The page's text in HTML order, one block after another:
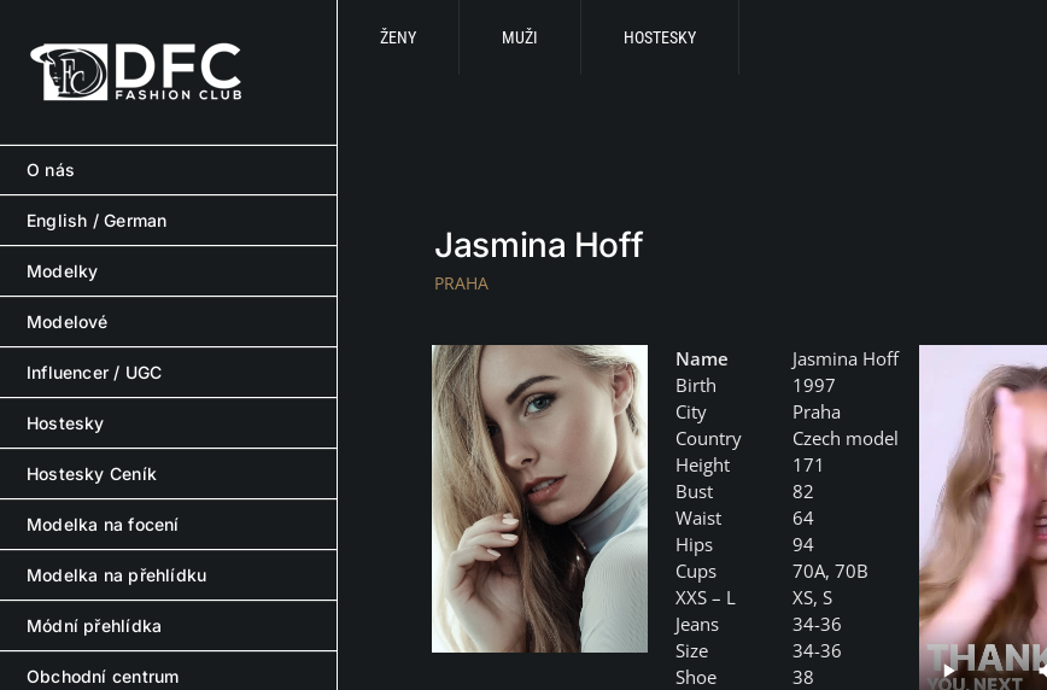
ŽENY MUŽI HOSTESKY
content
O nás
English / German
Modelky
Modelové
Influencer / UGC
Hostesky
Hostesky Ceník
Modelka na focení
Modelka na přehlídku
Módní přehlídka
Obchodní centrum
Jasmina Hoff
PRAHA
Name
Jasmina Hoff
Birth
1997
City
Praha
Country
Czech model
Height
171
Bust
82
Waist
64
Hips
94
Cups
70A, 70B
XXS – L
XS, S
Jeans
34-36
Size
34-36
Shoe
38